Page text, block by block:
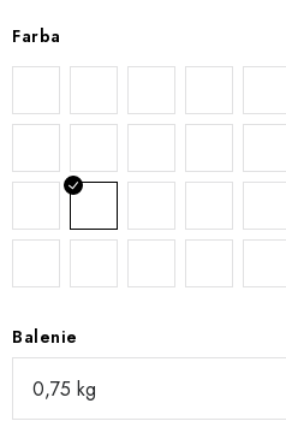
Farba
Balenie